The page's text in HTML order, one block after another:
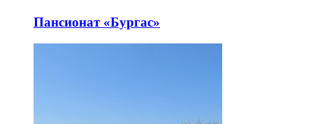
Пансионат «Бургас»